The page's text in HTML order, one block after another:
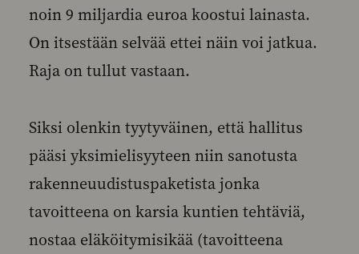
noin 9 miljardia euroa koostui lainasta.
On itsestään selvää ettei näin voi jatkua.
Raja on tullut vastaan.
Siksi olenkin tyytyväinen, että hallitus
pääsi yksimielisyyteen niin sanotusta
rakenneuudistuspaketista jonka
tavoitteena on karsia kuntien tehtäviä,
nostaa eläköitymisikää (tavoitteena